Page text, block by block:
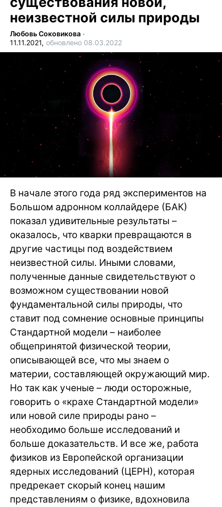
неизвестной силы природы
Любовь Соковикова ∙
11.11.2021, обновлено 08.03.2022
В начале этого года ряд экспериментов на
Большом адронном коллайдере (БАК)
показал удивительные результаты –
оказалось, что кварки превращаются в
другие частицы под воздействием
неизвестной силы. Иными словами,
полученные данные свидетельствуют о
возможном существовании новой
фундаментальной силы природы, что
ставит под сомнение основные принципы
Стандартной модели – наиболее
общепринятой физической теории,
описывающей все, что мы знаем о
материи, составляющей окружающий мир.
Но так как ученые – люди осторожные,
говорить о «крахе Стандартной модели»
или новой силе природы рано –
необходимо больше исследований и
больше доказательств. И все же, работа
физиков из Европейской организации
ядерных исследований (ЦЕРН), которая
предрекает скорый конец нашим
представлениям о физике, вдохновила